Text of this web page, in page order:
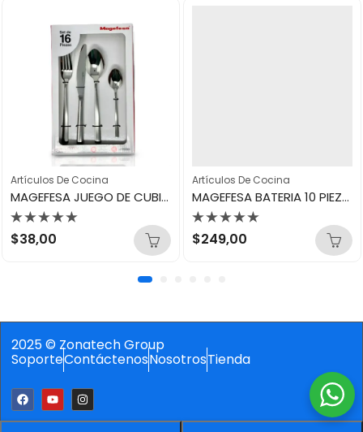
Artículos De Cocina
MAGEFESA JUEGO DE CUBIERTOS 16PZ PRACTIX 31522
Valorado
con
$38,00
Artículos De Cocina
MAGEFESA BATERIA 10 PIEZAS GOURMET TRIPLY 21002
Valorado
con
$249,00
2025 © Zonatech Group
SoporteContáctenosNosotrosTienda